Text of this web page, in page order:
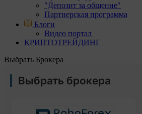
"Депозит за общение"
Партнерская программа
Блоги
Видео портал
КРИПТОТРЕЙДИНГ
Выбрать Брокера
Выбрать брокера